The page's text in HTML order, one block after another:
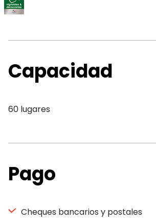
Capacidad
60 lugares
Pago
Cheques bancarios y postales